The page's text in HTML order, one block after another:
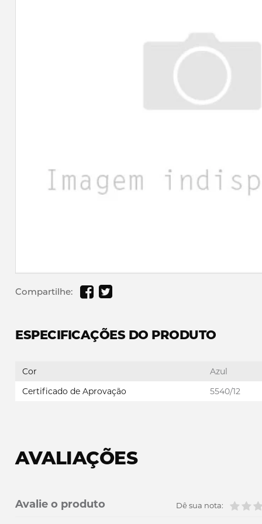
Compartilhe:
ESPECIFICAÇÕES DO PRODUTO
Cor
Azul
Certificado de Aprovação
5540/12
AVALIAÇÕES
Avalie o produto Dê sua nota: